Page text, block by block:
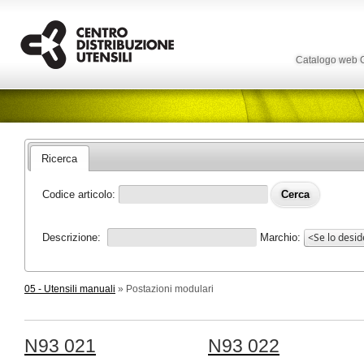
Catalogo web
Ricerca
Codice articolo:
Descrizione: Marchio:
05 - Utensili manuali » Postazioni modulari
N93 021 N93 022